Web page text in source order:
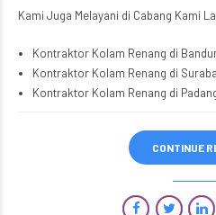
Kami Juga Melayani di Cabang Kami
Kontraktor Kolam Renang di
Kontraktor Kolam Renang di
Kontraktor Kolam Renang di
CONTINUE